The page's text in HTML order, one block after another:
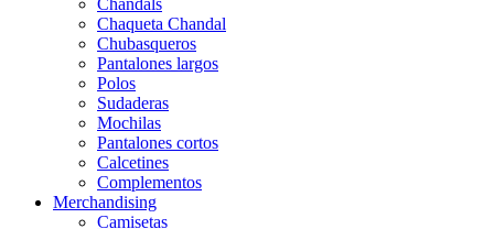
Chandals
Chaqueta Chandal
Chubasqueros
Pantalones largos
Polos
Sudaderas
Mochilas
Pantalones cortos
Calcetines
Complementos
Merchandising
Camisetas